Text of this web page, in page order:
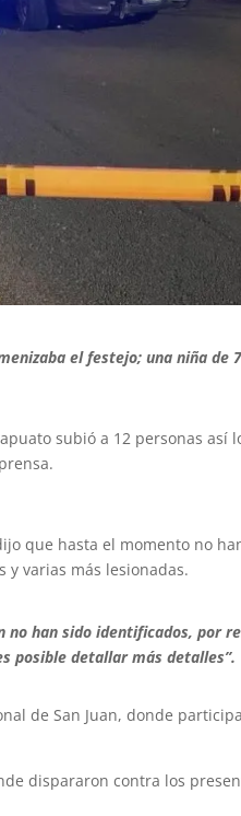
el festejo; una niña de
subió a 12 personas así
que hasta el momento no
y varias más lesionadas.
no han sido identificados, por
posible detallar más detalles”.
de San Juan, donde
dispararon contra los